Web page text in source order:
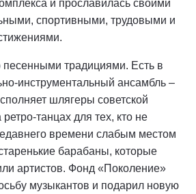
и прославилась своими
спортивными, трудовыми и
песенными традициями. Есть в
инструментальный ансамбль –
шлягеры советской
танцах для тех, кто не
времени слабым местом
барабаны, которые
артистов. Фонд «Поколение»
музыкантов и подарил новую